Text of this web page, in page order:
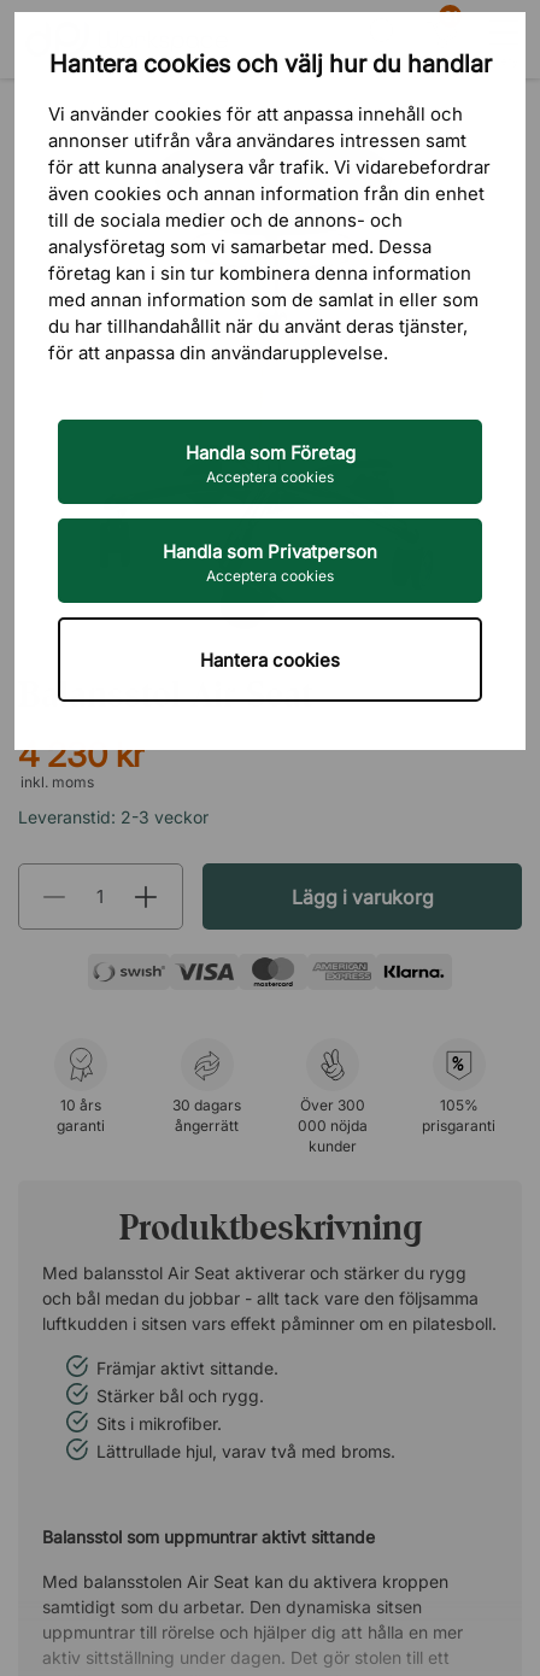
Hantera cookies och välj hur du handlar
Vi använder cookies för att anpassa innehåll och
annonser utifrån våra användares intressen samt
för att kunna analysera vår trafik. Vi vidarebefordrar
även cookies och annan information från din enhet
till de sociala medier och de annons- och
analysföretag som vi samarbetar med. Dessa
företag kan i sin tur kombinera denna information
med annan information som de samlat in eller som
du har tillhandahållit när du använt deras tjänster,
för att anpassa din användarupplevelse.
Handla som Företag
Acceptera cookies
Handla som Privatperson
Acceptera cookies
Hantera cookies
Sök
81
Varukorg Meny
Balansstol Air Seat
4 230 kr
inkl. moms
Leveranstid: 2-3 veckor
Lägg i varukorg
10 års
garanti
30 dagars
ångerrätt
Över 300
000 nöjda
kunder
%
105%
prisgaranti
Produktbeskrivning
Med balansstol Air Seat aktiverar och stärker du rygg
och bål medan du jobbar - allt tack vare den följsamma
luftkudden i sitsen vars effekt påminner om en pilatesboll.
Främjar aktivt sittande.
Stärker bål och rygg.
Sits i mikrofiber.
Lättrullade hjul, varav två med broms.
Balansstol som uppmuntrar aktivt sittande
Med balansstolen Air Seat kan du aktivera kroppen
samtidigt som du arbetar. Den dynamiska sitsen
uppmuntrar till rörelse och hjälper dig att hålla en mer
aktiv sittställning under dagen. Det gör stolen till ett